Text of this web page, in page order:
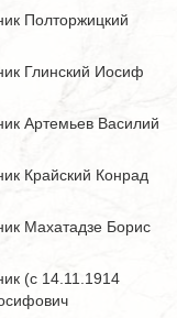
Полторжицкий
Глинский Иосиф
Артемьев Василий
Крайский Конрад
Махатадзе Борис
(с 14.11.1914